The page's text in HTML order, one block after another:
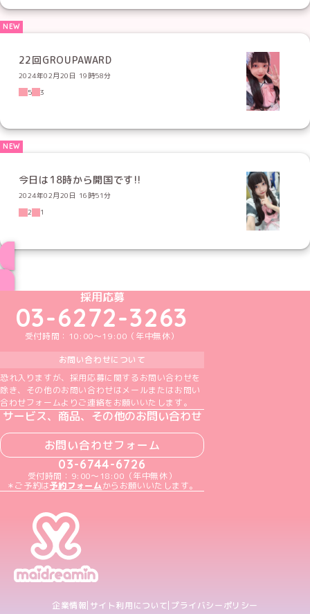
22回GROUPAWARD
2024年02月20日 19時58分
5
3
今日は18時から開国です!!
2024年02月20日 16時51分
2
1
めいどりーみんTikTok公式アカウント
めいどりーみんX公式アカウント
めいどりーみんInstagram公式アカウント
めいどりーみんFacebook公式アカウン
めいどりーみんYouTube公式アカ
採用応募
03-6272-3263
受付時間：10:00～19:00（年中無休）
お問い合わせについて
恐れ入りますが、採用応募に関するお問い合わせを
除き、その他のお問い合わせはメールまたはお問い
合わせフォームよりご連絡をお願いいたします。
サービス、商品、その他のお問い合わせ
お問い合わせフォーム
03-6744-6726
受付時間：9:00～18:00（年中無休）
＊ご予約は予約フォームからお願いいたします。
企業情報 サイト利用について プライバシーポリシー